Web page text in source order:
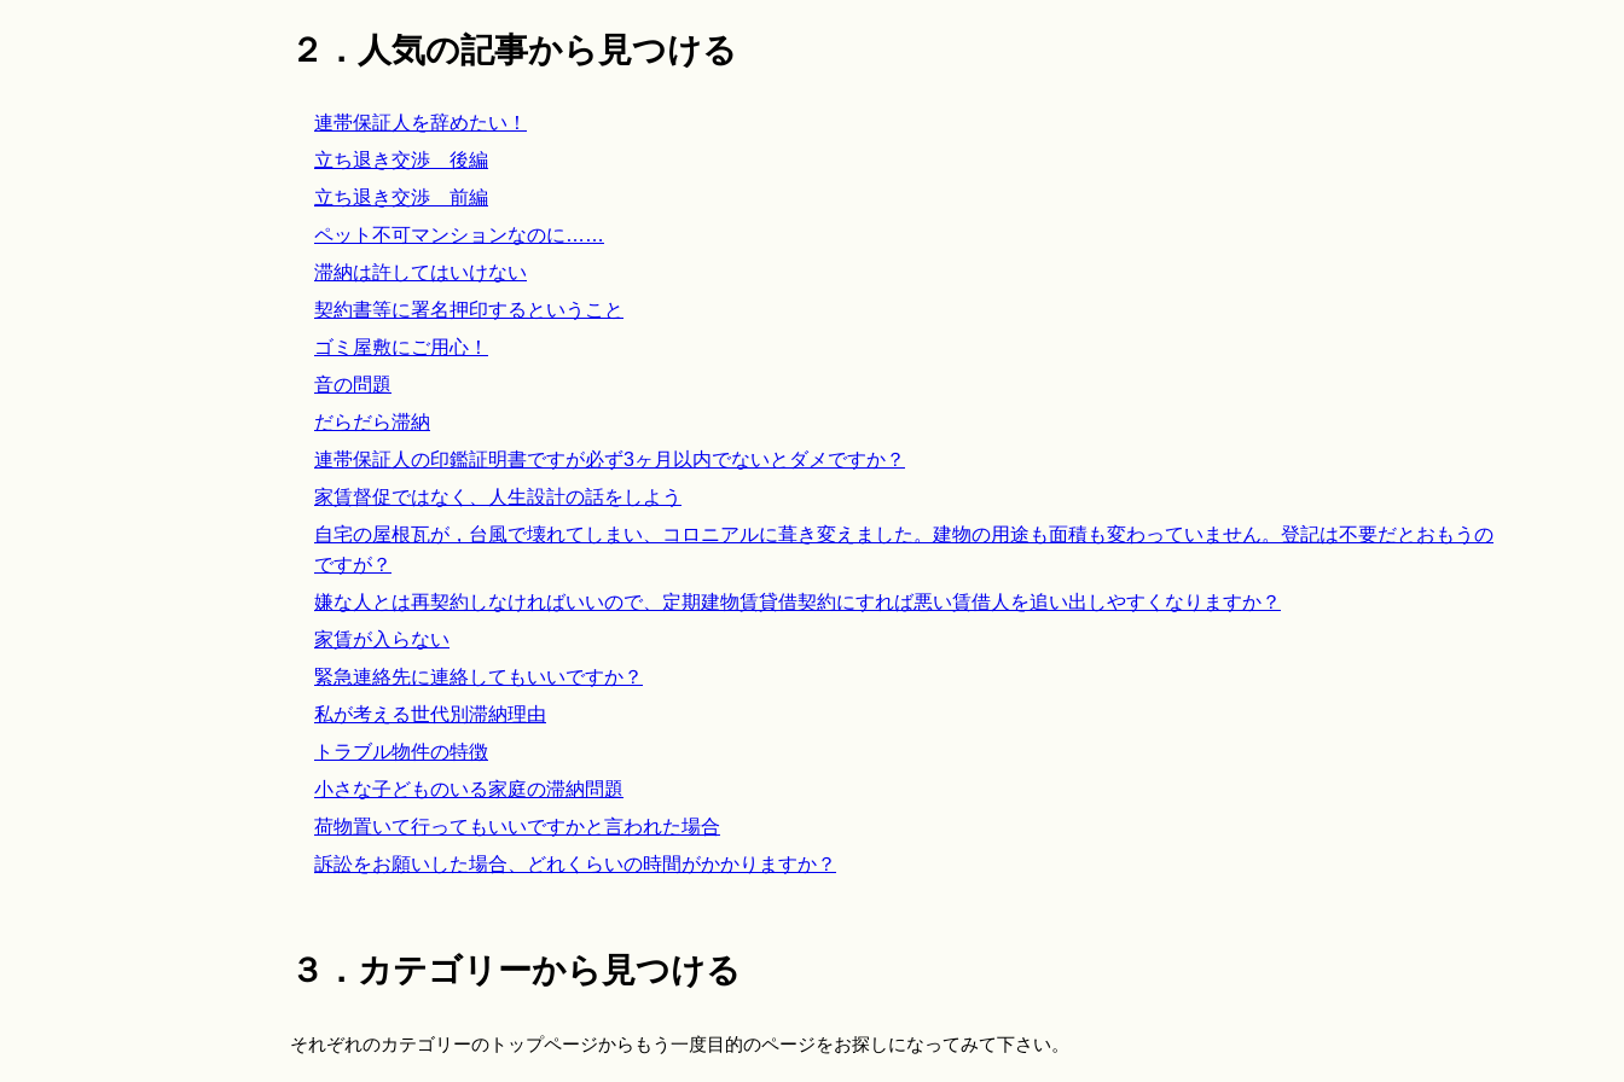
２．人気の記事から見つける
連帯保証人を辞めたい！
立ち退き交渉 後編
立ち退き交渉 前編
ペット不可マンションなのに……
滞納は許してはいけない
契約書等に署名押印するということ
ゴミ屋敷にご用心！
音の問題
だらだら滞納
連帯保証人の印鑑証明書ですが必ず3ヶ月以内でないとダメですか？
家賃督促ではなく、人生設計の話をしよう
自宅の屋根瓦が，台風で壊れてしまい、コロニアルに葺き変えました。建物の用途も面積も変わっていません。登記は不要だとおもうの
ですが？
嫌な人とは再契約しなければいいので、定期建物賃貸借契約にすれば悪い賃借人を追い出しやすくなりますか？
家賃が入らない
緊急連絡先に連絡してもいいですか？
私が考える世代別滞納理由
トラブル物件の特徴
小さな子どものいる家庭の滞納問題
荷物置いて行ってもいいですかと言われた場合
訴訟をお願いした場合、どれくらいの時間がかかりますか？
３．カテゴリーから見つける
それぞれのカテゴリーのトップページからもう一度目的のページをお探しになってみて下さい。